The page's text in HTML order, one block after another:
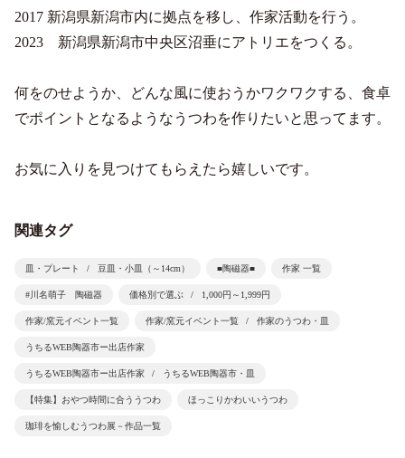
2017 新潟県新潟市内に拠点を移し、作家活動を行う。
2023 新潟県新潟市中央区沼垂にアトリエをつくる。
何をのせようか、どんな風に使おうかワクワクする、食卓
でポイントとなるようなうつわを作りたいと思ってます。
お気に入りを見つけてもらえたら嬉しいです。
関連タグ
皿・プレート 豆皿・小皿（～14cm） ■陶磁器■ 作家 一覧
#川名萌子 陶磁器 価格別で選ぶ 1,000円～1,999円
作家/窯元イベント一覧 作家/窯元イベント一覧 作家のうつわ・皿
うちるWEB陶器市ー出店作家
うちるWEB陶器市ー出店作家 うちるWEB陶器市・皿
【特集】おやつ時間に合ううつわ ほっこりかわいいうつわ
珈琲を愉しむうつわ展－作品一覧